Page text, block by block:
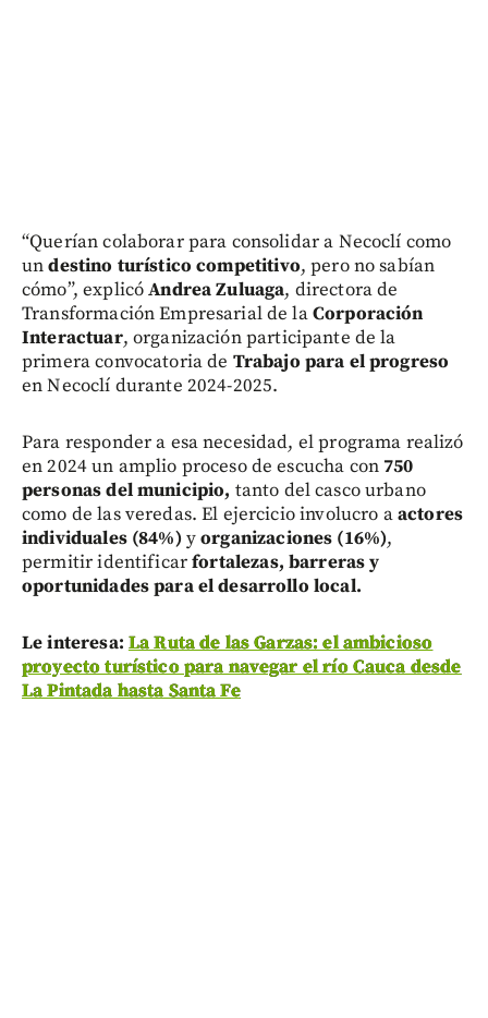
“Querían colaborar para consolidar a Necoclí como
undestino turístico competitivo, pero no sabían
cómo”, explicóAndrea Zuluaga, directora de
Transformación Empresarial de laCorporación
Interactuar, organización participante de la
primera convocatoria de Trabajo para el progreso
en Necoclí durante 2024-2025.
Para responder a esa necesidad, el programa realizó
en 2024 un amplio proceso de escucha con750
personas del municipio, tanto del casco urbano
como de las veredas. El ejercicio involucro aactores
individuales (84%)yorganizaciones (16%),
permitir identificarfortalezas, barreras y
oportunidades para el desarrollo local.
Le interesa: La Ruta de las Garzas: el ambicioso
proyecto turístico para navegar el río Cauca desde
La Pintada hasta Santa Fe